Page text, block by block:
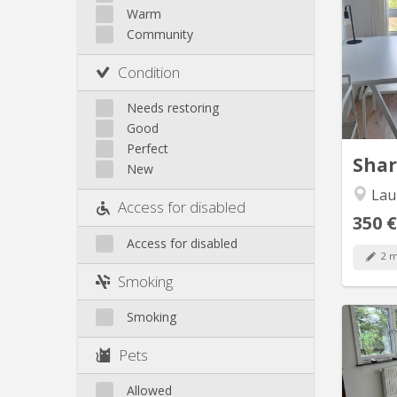
Other
Warm
Community
Condition
Needs restoring
Good
Perfect
New
Access for disabled
Access for disabled
Smoking
Smoking
Pets
Allowed
350 €
2